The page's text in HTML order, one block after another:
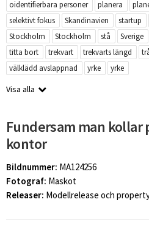
oidentifierbara personer
planera
selektivt fokus
Skandinavien startup
Stockholm
Stockholm stå Sverige
titta bort
trekvart trekvarts längd
välklädd avslappnad
yrke yrke
Visa alla
Fundersam man kollar
kontor
Bildnummer: MA124256
Fotograf: Maskot
Releaser: Modellrelease och